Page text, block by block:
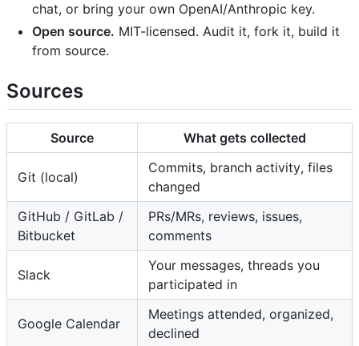
chat, or bring your own OpenAI/Anthropic key.
Open source. MIT-licensed. Audit it, fork it, build it
from source.
Sources
Source What gets collected
Git (local)
Commits, branch activity, files
changed
GitHub / GitLab /
Bitbucket
PRs/MRs, reviews, issues,
comments
Slack
Your messages, threads you
participated in
Google Calendar
Meetings attended, organized,
declined